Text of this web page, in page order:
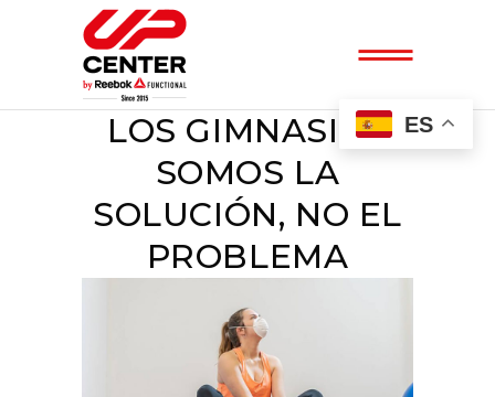
LOS GIMNASIOS
SOMOS LA
SOLUCIÓN, NO EL
PROBLEMA
ES